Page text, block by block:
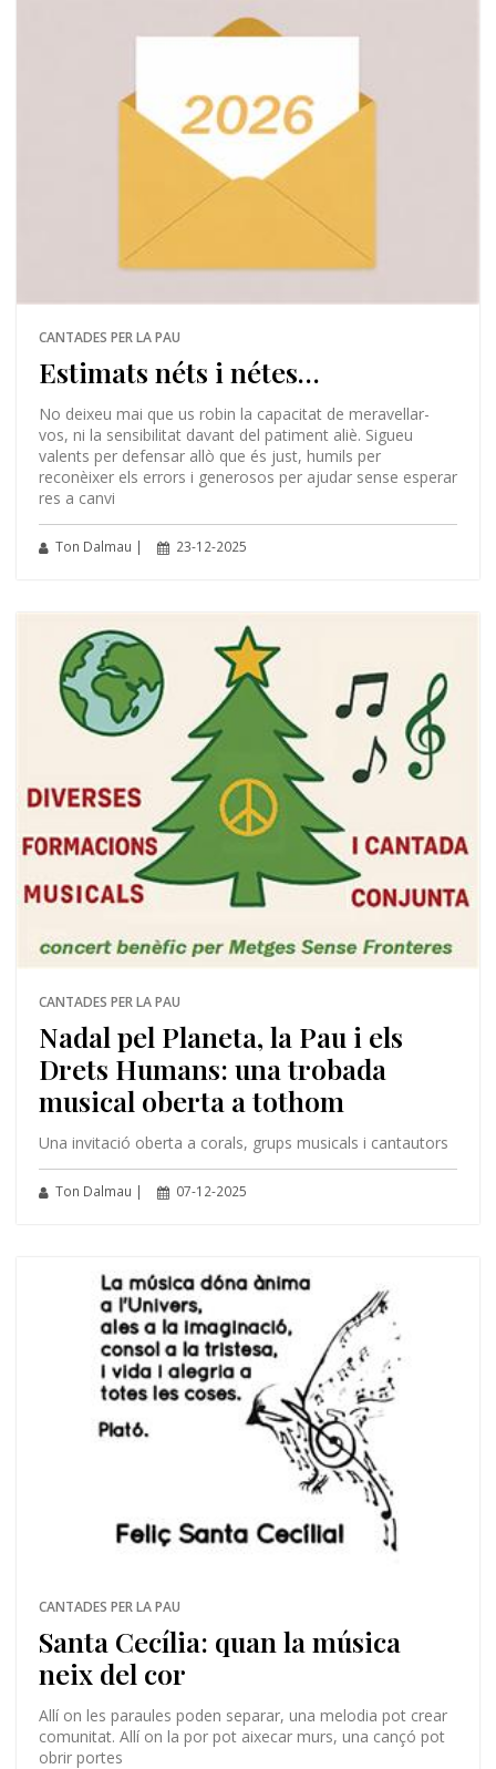
CANTADES PER LA PAU
Estimats néts i nétes…
No deixeu mai que us robin la capacitat de meravellar-
vos, ni la sensibilitat davant del patiment aliè. Sigueu
valents per defensar allò que és just, humils per
reconèixer els errors i generosos per ajudar sense esperar
res a canvi
Ton Dalmau | 23-12-2025
CANTADES PER LA PAU
Nadal pel Planeta, la Pau i els
Drets Humans: una trobada
musical oberta a tothom
Una invitació oberta a corals, grups musicals i cantautors
Ton Dalmau | 07-12-2025
CANTADES PER LA PAU
Santa Cecília: quan la música
neix del cor
Allí on les paraules poden separar, una melodia pot crear
comunitat. Allí on la por pot aixecar murs, una cançó pot
obrir portes